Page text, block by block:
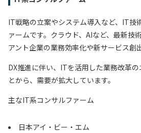
IT戦略の立案やシステム導入など、IT技
ァームです。クラウド、AIなど、最新技
アント企業の業務効率化や新サービス創
DX推進に伴い、ITを活用した業務改革
とから、需要が拡大しています。
主なIT系コンサルファーム
日本アイ・ビー・エム